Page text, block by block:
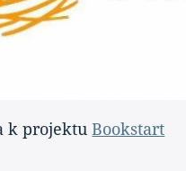
k projektuBookstart